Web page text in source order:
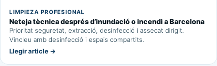
LIMPIEZA PROFESIONAL
Neteja tècnica després d’inundació o incendi a Barcelona
Prioritat seguretat, extracció, desinfecció i assecat dirigit.
Vincleu amb desinfecció i espais compartits.
Llegir article →